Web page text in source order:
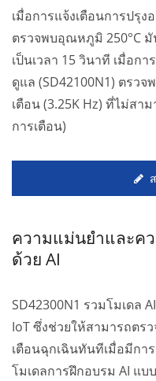
เมื่อการแจ้งเตือนการปรุ
ตรวจพบอุณหภูมิ 250°C มั
เป็นเวลา 15 วินาที เมื่อก
ดูแล (SD42100N1) ตรว
เตือน (3.25K Hz) ที่ไม่สา
การเตือน)
ความแม่นยำและค
ด้วย AI
SD42300N1 รวมโมเดล
IoT ซึ่งช่วยให้สามารถตร
เตือนฉุกเฉินทันทีเมื่อมีกา
โมเดลการฝึกอบรม AI แบ